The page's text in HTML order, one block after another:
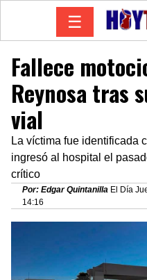
☰
Fallece
Reynosa tras
vial
La víctima fue identificada
ingresó al hospital el
crítico
Por: Edgar Quintanilla El Día
14:16